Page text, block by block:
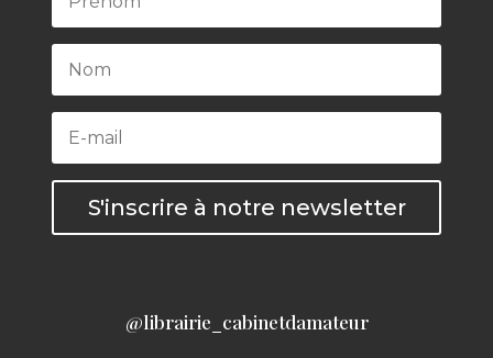
S'inscrire à notre newsletter
@librairie_cabinetdamateur